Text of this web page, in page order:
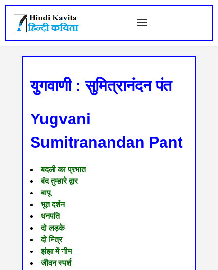
युगवाणी : सुमित्रानंदन पंत
Yugvani
Sumitranandan Pant
बदली का प्रभात
बंद तुम्हारे द्वार
बापू
भूत दर्शन
धनपति
दो लड़के
दो मित्र
झंझा में नीम
जीवन स्पर्श